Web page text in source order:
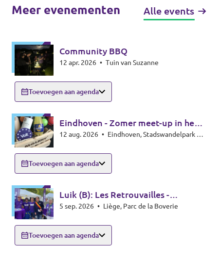
Meer evenementen Alle events
Community BBQ
12 apr. 2026 • Tuin van Suzanne
Toevoegen aan agenda
Eindhoven - Zomer meet-up in het
park - Summer meet-up
12 aug. 2026 •
Toevoegen aan agenda
Luik (B): Les Retrouvailles -
infostand
5 sep. 2026 • Liège, Parc de la Boverie
Toevoegen aan agenda